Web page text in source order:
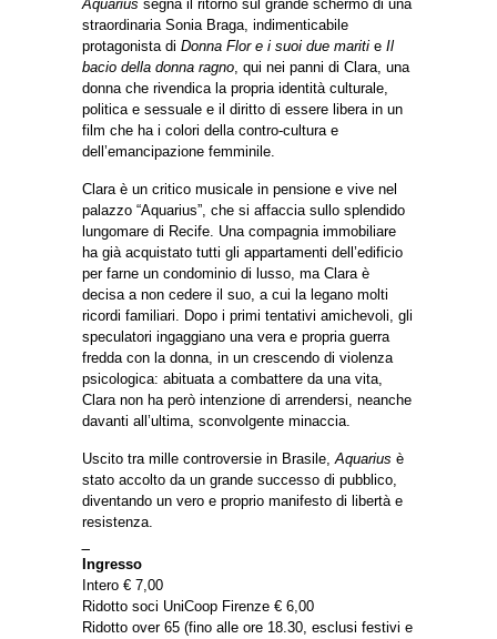
Aquarius segna il ritorno sul grande schermo di una
straordinaria Sonia Braga, indimenticabile
protagonista di Donna Flor e i suoi due mariti e Il
bacio della donna ragno, qui nei panni di Clara, una
donna che rivendica la propria identità culturale,
politica e sessuale e il diritto di essere libera in un
film che ha i colori della contro-cultura e
dell’emancipazione femminile.
Clara è un critico musicale in pensione e vive nel
palazzo “Aquarius”, che si affaccia sullo splendido
lungomare di Recife. Una compagnia immobiliare
ha già acquistato tutti gli appartamenti dell’edificio
per farne un condominio di lusso, ma Clara è
decisa a non cedere il suo, a cui la legano molti
ricordi familiari. Dopo i primi tentativi amichevoli, gli
speculatori ingaggiano una vera e propria guerra
fredda con la donna, in un crescendo di violenza
psicologica: abituata a combattere da una vita,
Clara non ha però intenzione di arrendersi, neanche
davanti all’ultima, sconvolgente minaccia.
Uscito tra mille controversie in Brasile,Aquarius è
stato accolto da un grande successo di pubblico,
diventando un vero e proprio manifesto di libertà e
resistenza.
Ingresso
Intero € 7,00
Ridotto soci UniCoop Firenze € 6,00
Ridotto over 65 (fino alle ore 18.30, esclusi festivi e